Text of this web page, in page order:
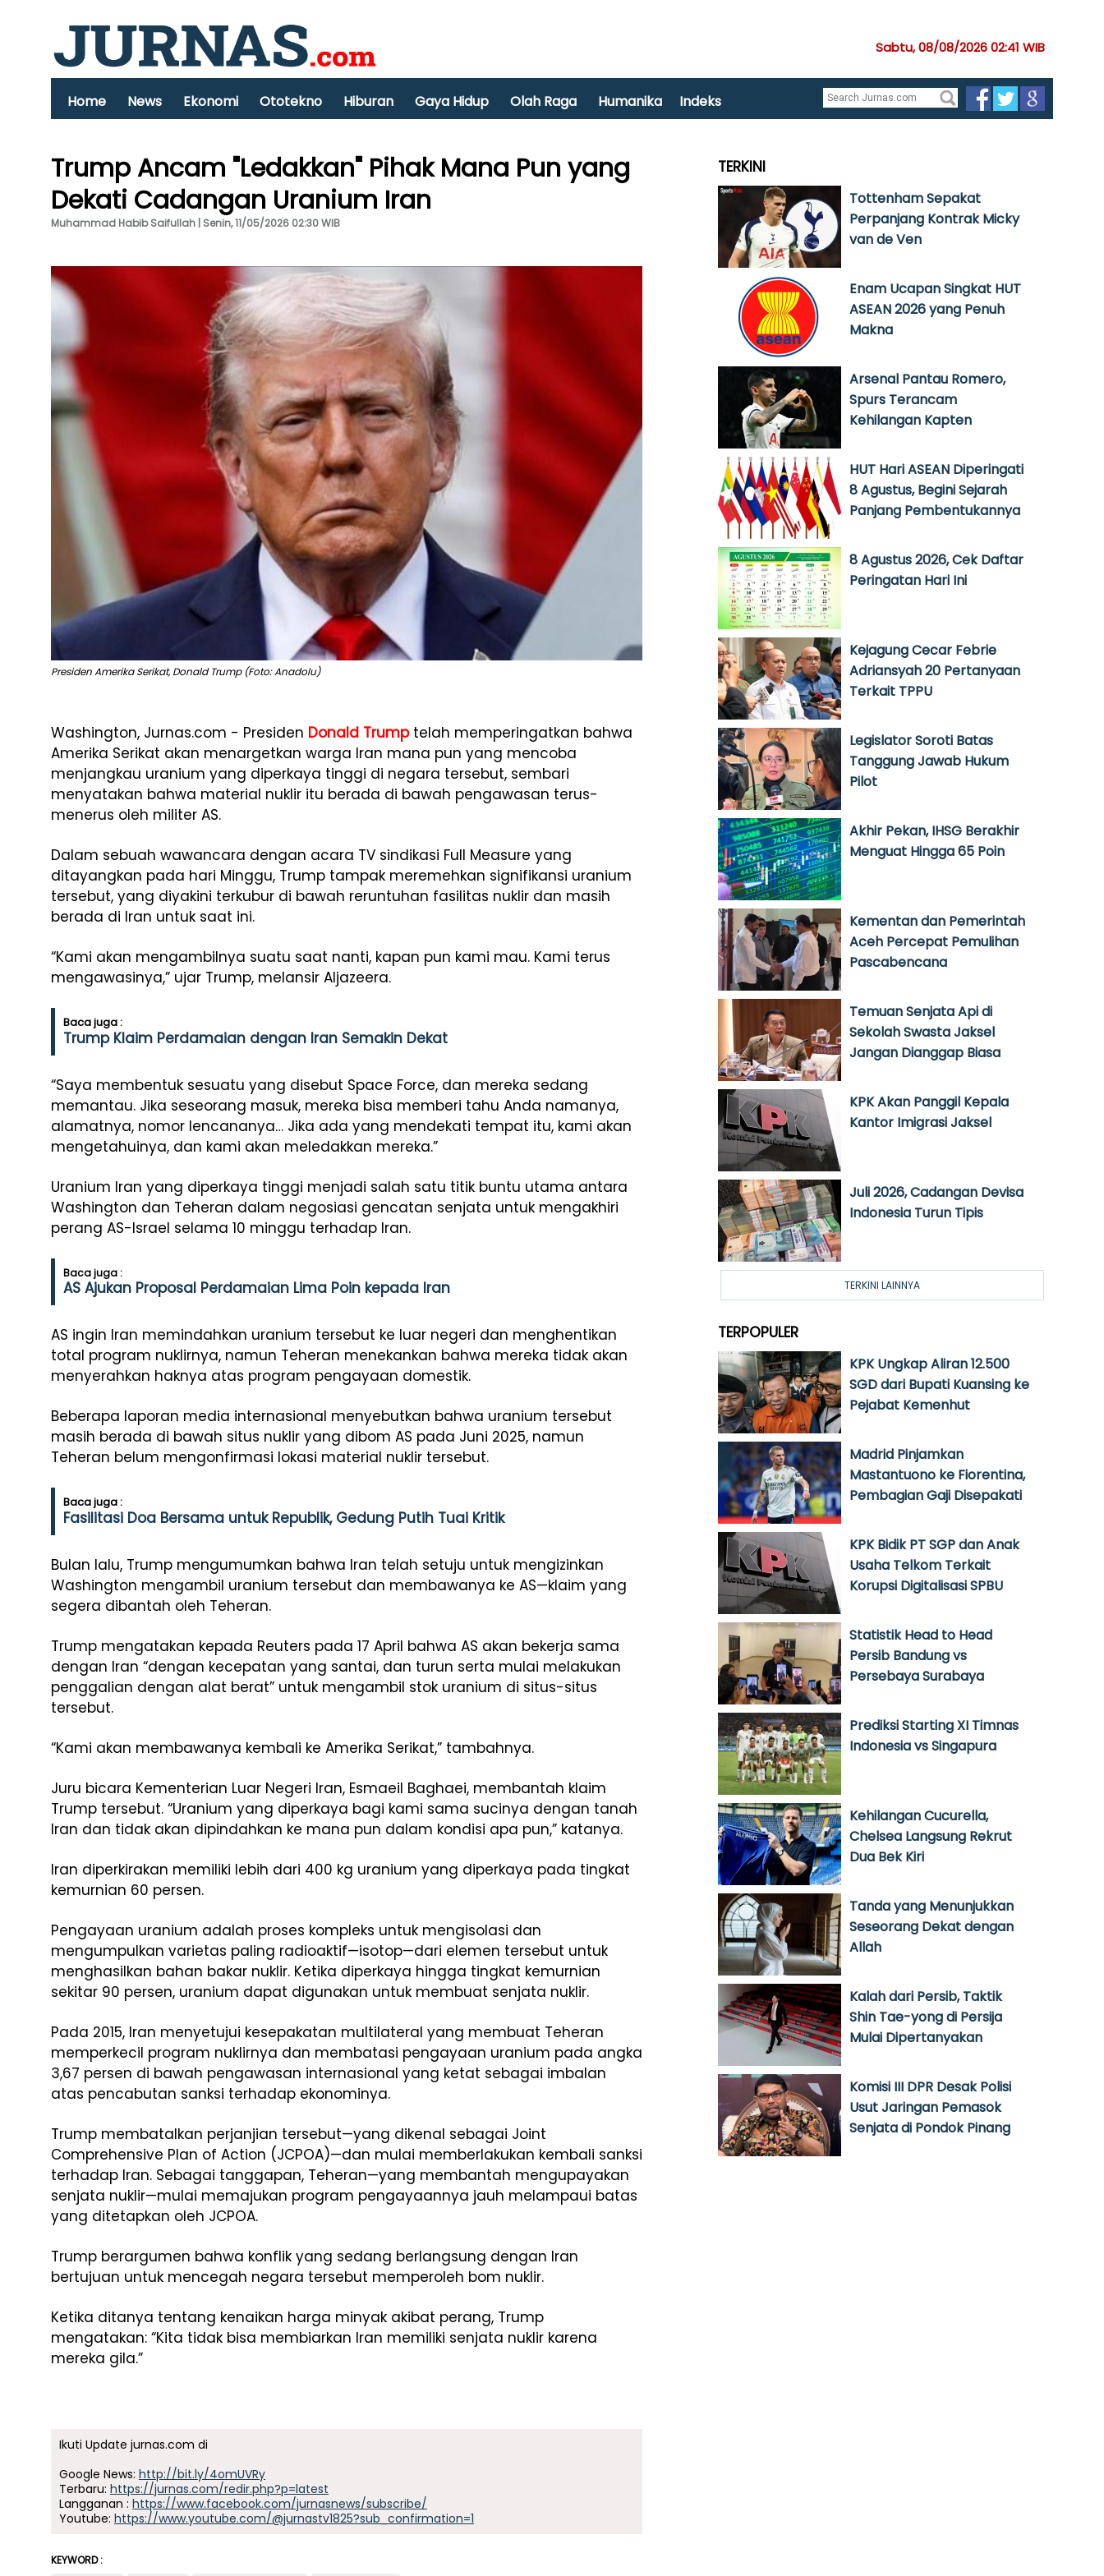
Sabtu, 08/08/2026 02:41 WIB
Home News Ekonomi Ototekno Hiburan Gaya Hidup Olah Raga Humanika Indeks
Trump Ancam "Ledakkan" Pihak Mana Pun yang
Dekati Cadangan Uranium Iran
Muhammad Habib Saifullah | Senin, 11/05/2026 02:30 WIB
Presiden Amerika Serikat, Donald Trump (Foto: Anadolu)
Washington, Jurnas.com - Presiden Donald Trumptelah memperingatkan bahwa
Amerika Serikat akan menargetkan warga Iran mana pun yang mencoba
menjangkau uranium yang diperkaya tinggi di negara tersebut, sembari
menyatakan bahwa material nuklir itu berada di bawah pengawasan terus-
menerus oleh militer AS.
Dalam sebuah wawancara dengan acara TV sindikasi Full Measure yang
ditayangkan pada hari Minggu, Trump tampak meremehkan signifikansi uranium
tersebut, yang diyakini terkubur di bawah reruntuhan fasilitas nuklir dan masih
berada di Iran untuk saat ini.
“Kami akan mengambilnya suatu saat nanti, kapan pun kami mau. Kami terus
mengawasinya,” ujar Trump, melansir Aljazeera.
Baca juga :
Trump Klaim Perdamaian dengan Iran Semakin Dekat
“Saya membentuk sesuatu yang disebut Space Force, dan mereka sedang
memantau. Jika seseorang masuk, mereka bisa memberi tahu Anda namanya,
alamatnya, nomor lencananya… Jika ada yang mendekati tempat itu, kami akan
mengetahuinya, dan kami akan meledakkan mereka.”
Uranium Iran yang diperkaya tinggi menjadi salah satu titik buntu utama antara
Washington dan Teheran dalam negosiasi gencatan senjata untuk mengakhiri
perang AS-Israel selama 10 minggu terhadap Iran.
Baca juga :
AS Ajukan Proposal Perdamaian Lima Poin kepada Iran
AS ingin Iran memindahkan uranium tersebut ke luar negeri dan menghentikan
total program nuklirnya, namun Teheran menekankan bahwa mereka tidak akan
menyerahkan haknya atas program pengayaan domestik.
Beberapa laporan media internasional menyebutkan bahwa uranium tersebut
masih berada di bawah situs nuklir yang dibom AS pada Juni 2025, namun
Teheran belum mengonfirmasi lokasi material nuklir tersebut.
Baca juga :
Fasilitasi Doa Bersama untuk Republik, Gedung Putih Tuai Kritik
Bulan lalu, Trump mengumumkan bahwa Iran telah setuju untuk mengizinkan
Washington mengambil uranium tersebut dan membawanya ke AS—klaim yang
segera dibantah oleh Teheran.
Trump mengatakan kepada Reuters pada 17 April bahwa AS akan bekerja sama
dengan Iran “dengan kecepatan yang santai, dan turun serta mulai melakukan
penggalian dengan alat berat” untuk mengambil stok uranium di situs-situs
tersebut.
“Kami akan membawanya kembali ke Amerika Serikat,” tambahnya.
Juru bicara Kementerian Luar Negeri Iran, Esmaeil Baghaei, membantah klaim
Trump tersebut. “Uranium yang diperkaya bagi kami sama sucinya dengan tanah
Iran dan tidak akan dipindahkan ke mana pun dalam kondisi apa pun,” katanya.
Iran diperkirakan memiliki lebih dari 400 kg uranium yang diperkaya pada tingkat
kemurnian 60 persen.
Pengayaan uranium adalah proses kompleks untuk mengisolasi dan
mengumpulkan varietas paling radioaktif—isotop—dari elemen tersebut untuk
menghasilkan bahan bakar nuklir. Ketika diperkaya hingga tingkat kemurnian
sekitar 90 persen, uranium dapat digunakan untuk membuat senjata nuklir.
Pada 2015, Iran menyetujui kesepakatan multilateral yang membuat Teheran
memperkecil program nuklirnya dan membatasi pengayaan uranium pada angka
3,67 persen di bawah pengawasan internasional yang ketat sebagai imbalan
atas pencabutan sanksi terhadap ekonominya.
Trump membatalkan perjanjian tersebut—yang dikenal sebagai Joint
Comprehensive Plan of Action (JCPOA)—dan mulai memberlakukan kembali sanksi
terhadap Iran. Sebagai tanggapan, Teheran—yang membantah mengupayakan
senjata nuklir—mulai memajukan program pengayaannya jauh melampaui batas
yang ditetapkan oleh JCPOA.
Trump berargumen bahwa konflik yang sedang berlangsung dengan Iran
bertujuan untuk mencegah negara tersebut memperoleh bom nuklir.
Ketika ditanya tentang kenaikan harga minyak akibat perang, Trump
mengatakan: “Kita tidak bisa membiarkan Iran memiliki senjata nuklir karena
mereka gila.”
Ikuti Update jurnas.com di
Google News: http://bit.ly/4omUVRy
Terbaru: https://jurnas.com/redir.php?p=latest
Langganan : https://www.facebook.com/jurnasnews/subscribe/
Youtube: https://www.youtube.com/@jurnastv1825?sub_confirmation=1
KEYWORD :
TERKINI
Tottenham Sepakat
Perpanjang Kontrak Micky
van de Ven
Enam Ucapan Singkat HUT
ASEAN 2026 yang Penuh
Makna
Arsenal Pantau Romero,
Spurs Terancam
Kehilangan Kapten
HUT Hari ASEAN Diperingati
8 Agustus, Begini Sejarah
Panjang Pembentukannya
8 Agustus 2026, Cek Daftar
Peringatan Hari Ini
Kejagung Cecar Febrie
Adriansyah 20 Pertanyaan
Terkait TPPU
Legislator Soroti Batas
Tanggung Jawab Hukum
Pilot
Akhir Pekan, IHSG Berakhir
Menguat Hingga 65 Poin
Kementan dan Pemerintah
Aceh Percepat Pemulihan
Pascabencana
Temuan Senjata Api di
Sekolah Swasta Jaksel
Jangan Dianggap Biasa
KPK Akan Panggil Kepala
Kantor Imigrasi Jaksel
Juli 2026, Cadangan Devisa
Indonesia Turun Tipis
TERKINI LAINNYA
TERPOPULER
KPK Ungkap Aliran 12.500
SGD dari Bupati Kuansing ke
Pejabat Kemenhut
Madrid Pinjamkan
Mastantuono ke Fiorentina,
Pembagian Gaji Disepakati
KPK Bidik PT SGP dan Anak
Usaha Telkom Terkait
Korupsi Digitalisasi SPBU
Statistik Head to Head
Persib Bandung vs
Persebaya Surabaya
Prediksi Starting XI Timnas
Indonesia vs Singapura
Kehilangan Cucurella,
Chelsea Langsung Rekrut
Dua Bek Kiri
Tanda yang Menunjukkan
Seseorang Dekat dengan
Allah
Kalah dari Persib, Taktik
Shin Tae-yong di Persija
Mulai Dipertanyakan
Komisi III DPR Desak Polisi
Usut Jaringan Pemasok
Senjata di Pondok Pinang